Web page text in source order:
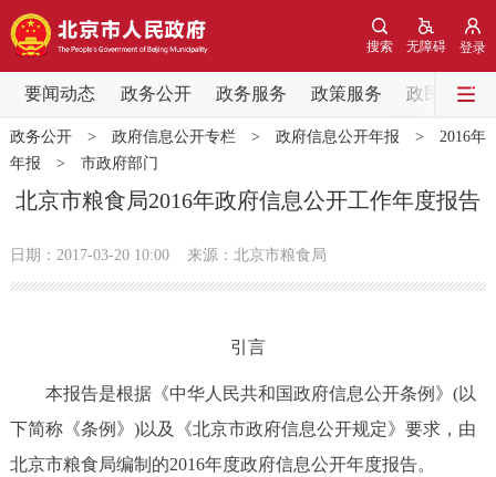
登录
无障碍
搜索
要闻动态 政务公开 政务服务 政策服务 政民互动
要闻动态
党中央精神 国务院信息 中央部委动态
北京要闻 会议信息 部门动态
各区热点
市领导 机构职能 政策服务
政策兑现 政策解读 回应关切
政务公开> 政府信息公开专栏> 政府信息公开年报 > 2016年
年报 > 市政府部门
北京市粮食局2016年政府信息公开工作年度报告
日期：2017-03-20 10:00 来源：北京市粮食局
引言
本报告是根据《中华人民共和国政府信息公开条例》(以
下简称《条例》)以及《北京市政府信息公开规定》要求，由
北京市粮食局编制的2016年度政府信息公开年度报告。